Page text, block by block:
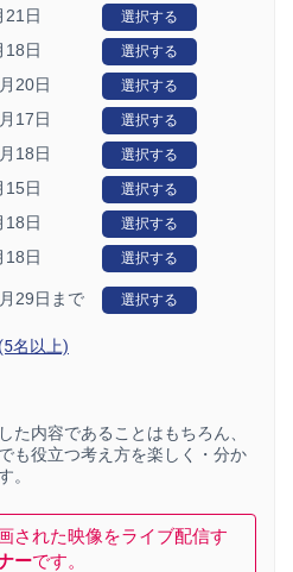
21日 選択する
18日 選択する
20日 選択する
17日 選択する
18日 選択する
15日 選択する
18日 選択する
18日 選択する
29日まで 選択する
名以上)
た内容であることはもちろん、
も役立つ考え方を楽しく・分か
。
された映像をライブ配信す
ーです。